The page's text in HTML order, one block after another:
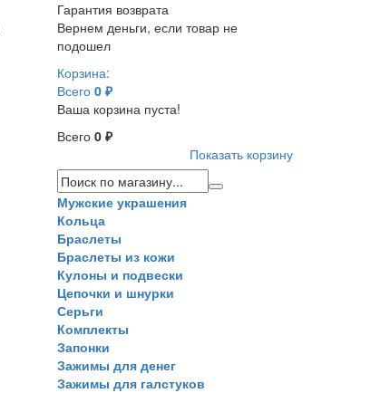
Гарантия возврата
Вернем деньги, если товар не
подошел
Корзина:
Всего 0 ₽
Ваша корзина пуста!
Всего 0 ₽
Показать корзину
Мужские украшения
Кольца
Браслеты
Браслеты из кожи
Кулоны и подвески
Цепочки и шнурки
Серьги
Комплекты
Запонки
Зажимы для денег
Зажимы для галстуков